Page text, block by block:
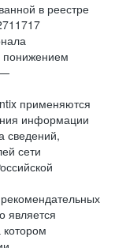
в реестре
понижением
—
применяются
информации
сведений,
сети
является